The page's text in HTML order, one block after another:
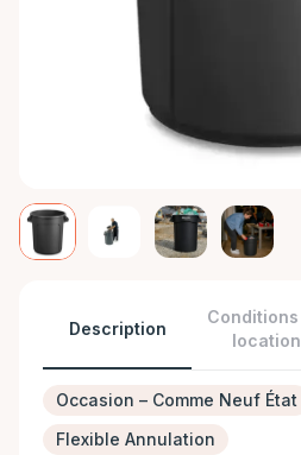
Description
Conditions
location
Occasion – Comme Neuf État
Flexible Annulation